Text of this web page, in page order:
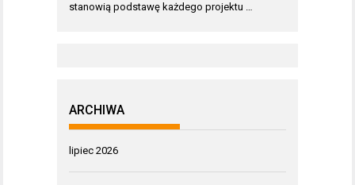
stanowią podstawę każdego projektu …
ARCHIWA
lipiec 2026